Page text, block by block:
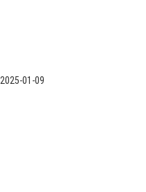
2025-01-09